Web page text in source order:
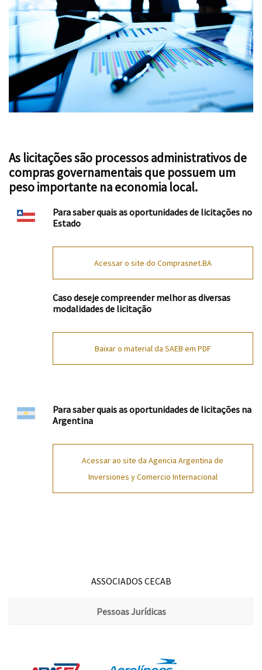
As licitações são processos administrativos de
compras governamentais que possuem um
peso importante na economia local.
Para saber quais as oportunidades de licitações no
Estado
Acessar o site do Comprasnet.BA
Caso deseje compreender melhor as diversas
modalidades de licitação
Baixar o material da SAEB em PDF
Para saber quais as oportunidades de licitações na
Argentina
Acessar ao site da Agencia Argentina de
Inversiones y Comercio Internacional
ASSOCIADOS CECAB
Pessoas Jurídicas